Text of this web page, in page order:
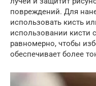
повреждений. Для
использовать кисть
использовании кисти
равномерно, чтобы
обеспечивает более